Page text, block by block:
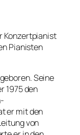
Konzertpianist
Pianisten
Seine
1975 den
er mit den
von